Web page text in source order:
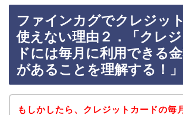
ファインカグでクレジッ
使えない理由２．「クレ
ドには毎月に利用できる
があることを理解する！」
もしかしたら、クレジットカードの毎